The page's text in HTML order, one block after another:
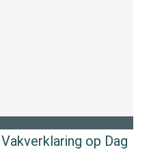
op Dag